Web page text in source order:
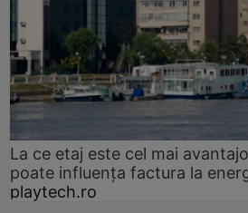
La ce etaj este cel mai
poate influența factura la
playtech.ro